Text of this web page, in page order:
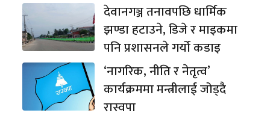
देवानगञ्ज तनावपछि धार्मिक
झण्डा हटाउने, डिजे र माइकमा
पनि प्रशासनले गर्यो कडाइ
‘नागरिक, नीति र नेतृत्व’
कार्यक्रममा मन्त्रीलाई जोड्दै
रास्वपा